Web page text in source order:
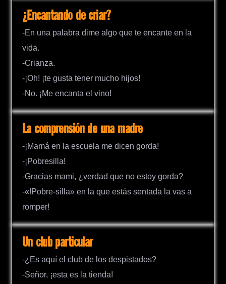
¿Encantando de criar?
-En una palabra dime algo que te encante en la
vida.
-Crianza.
-¡Oh! ¡te gusta tener mucho hijos!
-No. ¡Me encanta el vino!
La comprensión de una madre
-¡Mamá en la escuela me dicen gorda!
-¡Pobresilla!
-Gracias mami, ¿verdad que no estoy gorda?
-«!Pobre-silla» en la que estás sentada la vas a
romper!
Un club particular
-¿Es aquí el club de los despistados?
-Señor, ¡esta es la tienda!